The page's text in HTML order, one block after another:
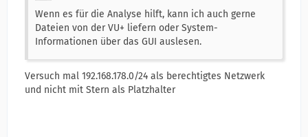
Wenn es für die Analyse hilft, kann ich auch gerne
Dateien von der VU+ liefern oder System-
Informationen über das GUI auslesen.
Versuch mal 192.168.178.0/24 als berechtigtes Netzwerk
und nicht mit Stern als Platzhalter